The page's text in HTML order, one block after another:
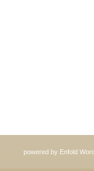
powered by Enfold